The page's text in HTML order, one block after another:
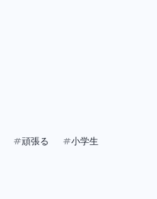
#頑張る #小学生